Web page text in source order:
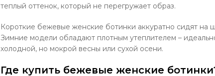
теплый оттенок, который не перегружает образ.
Короткие бежевые женские ботинки аккуратно сидят на
Зимние модели обладают плотным утеплителем –
холодной, но мокрой весны или сухой осени.
Где купить бежевые женские